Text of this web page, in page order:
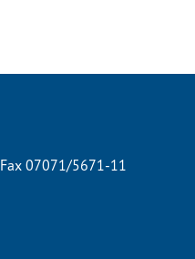
Fax 07071/5671-11